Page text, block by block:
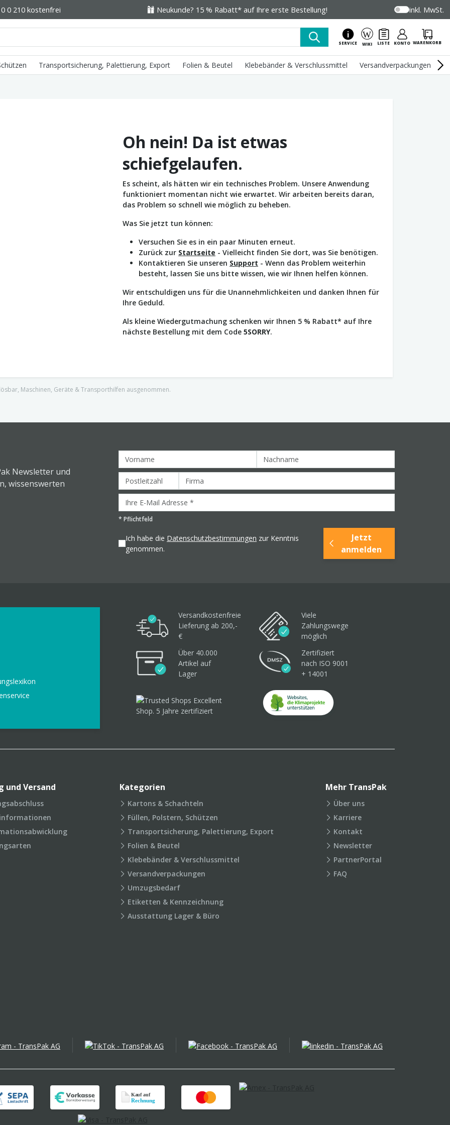
0 210 kostenfrei Neukunde? 15 % Rabatt* auf Ihre erste Bestellung! inkl. MwSt.
SERVICE WIKI LISTE KONTO WARENKORB
Transportsicherung, Palettierung, Export Folien & Beutel Klebebänder & Verschlussmittel Versandverpackungen
Oh nein! Da ist etwas
schiefgelaufen.
Es scheint, als hätten wir ein technisches Problem. Unsere Anwendung
funktioniert momentan nicht wie erwartet. Wir arbeiten bereits daran,
das Problem so schnell wie möglich zu beheben.
Was Sie jetzt tun können:
Versuchen Sie es in ein paar Minuten erneut.
Zurück zur Startseite - Vielleicht finden Sie dort, was Sie benötigen.
Kontaktieren Sie unseren Support - Wenn das Problem weiterhin
besteht, lassen Sie uns bitte wissen, wie wir Ihnen helfen können.
Wir entschuldigen uns für die Unannehmlichkeiten und danken Ihnen für
Ihre Geduld.
Als kleine Wiedergutmachung schenken wir Ihnen 5 % Rabatt* auf Ihre
nächste Bestellung mit dem Code 5SORRY.
Maschinen, Geräte & Transporthilfen ausgenommen.
Newsletter und
wissenswerten
* Pflichtfeld
Ich habe die Datenschutzbestimmungen zur Kenntnis
genommen.
Jetzt
anmelden
Versandkostenfreie
Lieferung ab 200,-
€
Viele
Zahlungswege
möglich
Über 40.000
Artikel auf
Lager
Zertifiziert
nach ISO 9001
+ 14001
und Versand Kategorien
Kartons & Schachteln
Füllen, Polstern, Schützen
Transportsicherung, Palettierung, Export
Folien & Beutel
Klebebänder & Verschlussmittel
Versandverpackungen
Umzugsbedarf
Etiketten & Kennzeichnung
Ausstattung Lager & Büro
Mehr TransPak
Über uns
Karriere
Kontakt
Newsletter
PartnerPortal
FAQ